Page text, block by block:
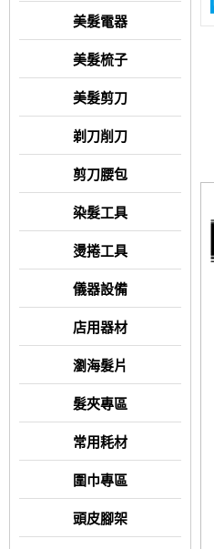
美髮電器
美髮梳子
美髮剪刀
剃刀削刀
剪刀腰包
染髮工具
燙捲工具
儀器設備
店用器材
瀏海髮片
髮夾專區
常用耗材
圍巾專區
頭皮腳架